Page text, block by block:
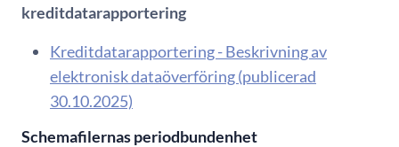
kreditdatarapportering
Kreditdatarapportering - Beskrivning av
elektronisk dataöverföring (publicerad
30.10.2025)
Schemafilernas periodbundenhet